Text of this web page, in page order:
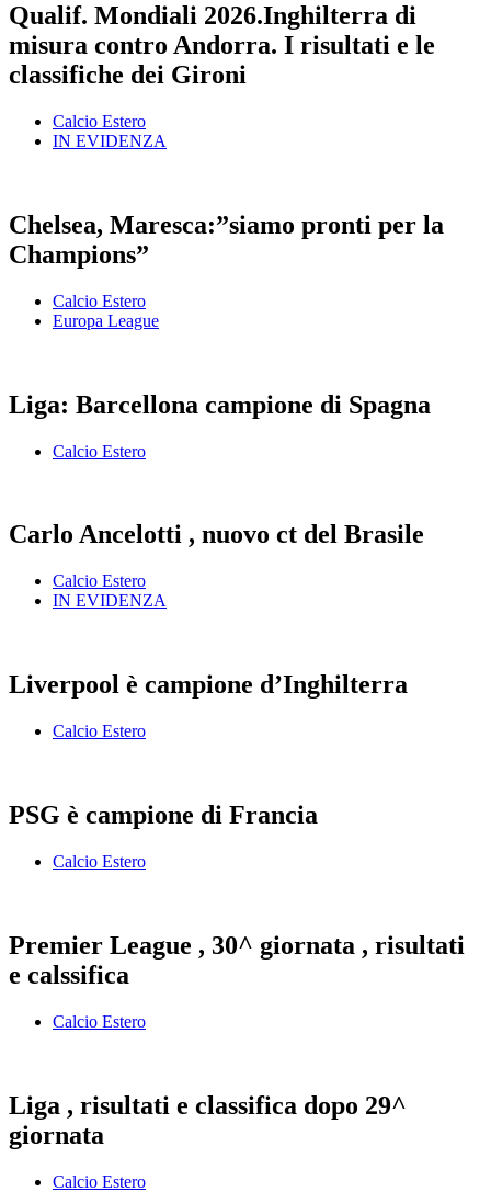
Qualif. Mondiali 2026.Inghilterra di
misura contro Andorra. I risultati e le
classifiche dei Gironi
Calcio Estero
IN EVIDENZA
Chelsea, Maresca:”siamo pronti per la
Champions”
Calcio Estero
Europa League
Liga: Barcellona campione di Spagna
Calcio Estero
Carlo Ancelotti , nuovo ct del Brasile
Calcio Estero
IN EVIDENZA
Liverpool è campione d’Inghilterra
Calcio Estero
PSG è campione di Francia
Calcio Estero
Premier League , 30^ giornata , risultati
e calssifica
Calcio Estero
Liga , risultati e classifica dopo 29^
giornata
Calcio Estero